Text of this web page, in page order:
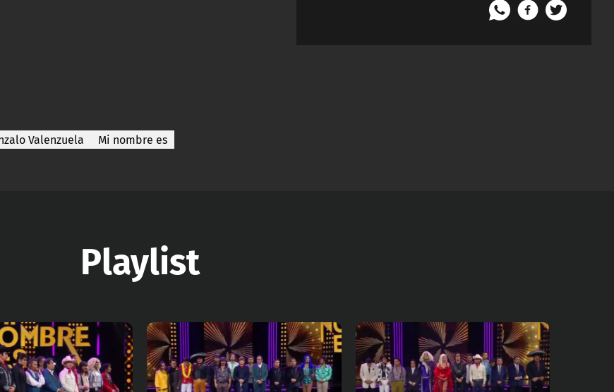
Valenzuela Mi nombre es
Playlist